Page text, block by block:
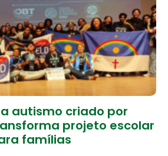
autismo criado por
projeto escolar
famílias